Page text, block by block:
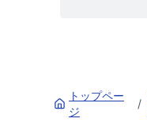
トップペー
ジ
/